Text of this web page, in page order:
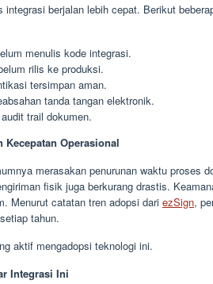
berjalan lebih cepat. Berikut
menulis kode integrasi.
rilis ke produksi.
tersimpan aman.
tanda tangan elektronik.
trail dokumen.
Kecepatan Operasional
merasakan penurunan waktu proses
fisik juga berkurang drastis.
Menurut catatan tren adopsi dari ezSign,
tahun.
aktif mengadopsi teknologi ini.
Integrasi Ini